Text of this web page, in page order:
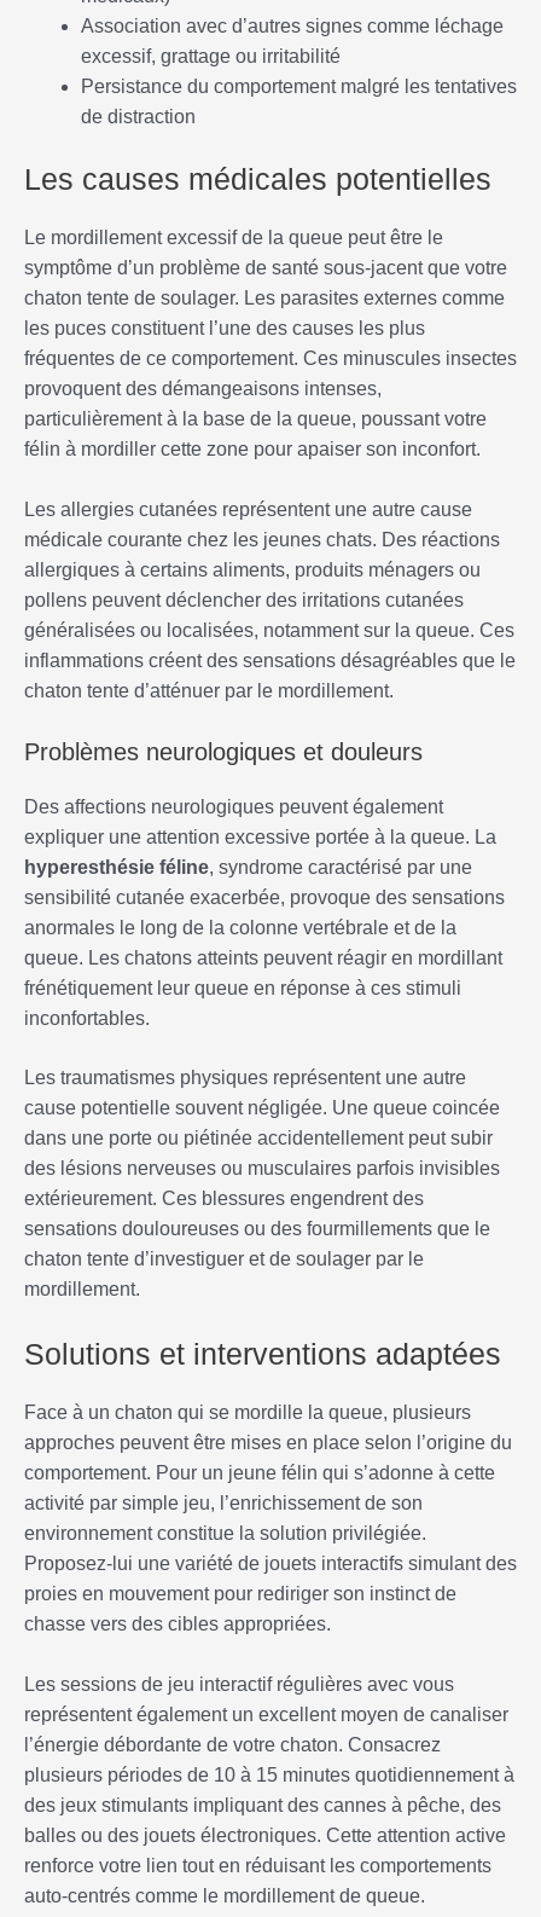
Association avec d’autres signes comme léchage
excessif, grattage ou irritabilité
Persistance du comportement malgré les tentatives
de distraction
Les causes médicales potentielles
Le mordillement excessif de la queue peut être le
symptôme d’un problème de santé sous-jacent que votre
chaton tente de soulager. Les parasites externes comme
les puces constituent l’une des causes les plus
fréquentes de ce comportement. Ces minuscules insectes
provoquent des démangeaisons intenses,
particulièrement à la base de la queue, poussant votre
félin à mordiller cette zone pour apaiser son inconfort.
Les allergies cutanées représentent une autre cause
médicale courante chez les jeunes chats. Des réactions
allergiques à certains aliments, produits ménagers ou
pollens peuvent déclencher des irritations cutanées
généralisées ou localisées, notamment sur la queue. Ces
inflammations créent des sensations désagréables que le
chaton tente d’atténuer par le mordillement.
Problèmes neurologiques et douleurs
Des affections neurologiques peuvent également
expliquer une attention excessive portée à la queue. La
hyperesthésie féline, syndrome caractérisé par une
sensibilité cutanée exacerbée, provoque des sensations
anormales le long de la colonne vertébrale et de la
queue. Les chatons atteints peuvent réagir en mordillant
frénétiquement leur queue en réponse à ces stimuli
inconfortables.
Les traumatismes physiques représentent une autre
cause potentielle souvent négligée. Une queue coincée
dans une porte ou piétinée accidentellement peut subir
des lésions nerveuses ou musculaires parfois invisibles
extérieurement. Ces blessures engendrent des
sensations douloureuses ou des fourmillements que le
chaton tente d’investiguer et de soulager par le
mordillement.
Solutions et interventions adaptées
Face à un chaton qui se mordille la queue, plusieurs
approches peuvent être mises en place selon l’origine du
comportement. Pour un jeune félin qui s’adonne à cette
activité par simple jeu, l’enrichissement de son
environnement constitue la solution privilégiée.
Proposez-lui une variété de jouets interactifs simulant des
proies en mouvement pour rediriger son instinct de
chasse vers des cibles appropriées.
Les sessions de jeu interactif régulières avec vous
représentent également un excellent moyen de canaliser
l’énergie débordante de votre chaton. Consacrez
plusieurs périodes de 10 à 15 minutes quotidiennement à
des jeux stimulants impliquant des cannes à pêche, des
balles ou des jouets électroniques. Cette attention active
renforce votre lien tout en réduisant les comportements
auto-centrés comme le mordillement de queue.